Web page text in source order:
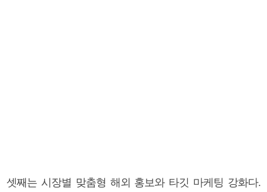
셋째는 시장별 맞춤형 해외 홍보와 타깃 마케팅 강화다.